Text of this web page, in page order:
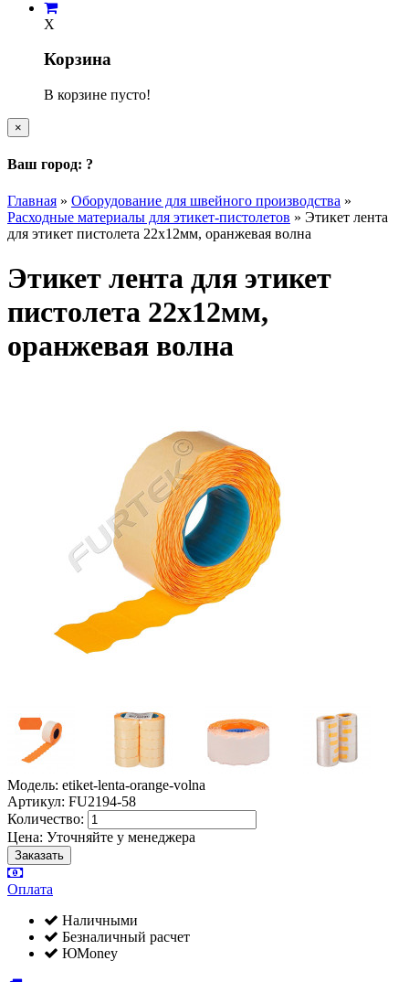
X
Корзина
В корзине пусто!
×
Ваш город: ?
Главная » Оборудование для швейного производства »
Расходные материалы для этикет-пистолетов » Этикет лента
для этикет пистолета 22х12мм, оранжевая волна
Этикет лента для этикет
пистолета 22х12мм,
оранжевая волна
Модель: etiket-lenta-orange-volna
Артикул: FU2194-58
Количество:
Цена: Уточняйте у менеджера
Оплата
Наличными
Безналичный расчет
ЮMoney